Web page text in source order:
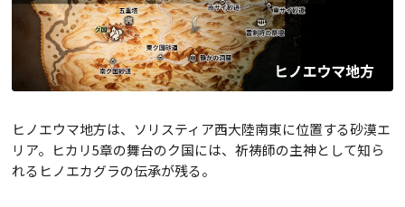
ヒノエウマ地方は、ソリスティア西大陸南東に位置する砂漠エ
リア。ヒカリ5章の舞台のク国には、祈祷師の主神として知ら
れるヒノエカグラの伝承が残る。